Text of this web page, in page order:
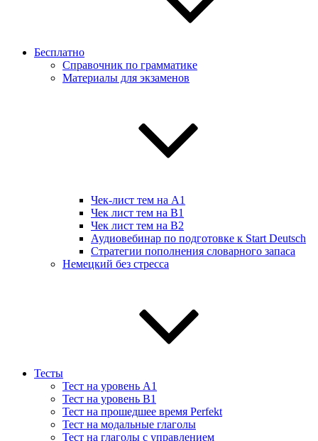
Бесплатно
Справочник по грамматике
Материалы для экзаменов
Чек-лист тем на А1
Чек лист тем на B1
Чек лист тем на B2
Аудиовебинар по подготовке к Start Deutsch
Стратегии пополнения словарного запаса
Немецкий без стресса
Тесты
Тест на уровень A1
Тест на уровень B1
Тест на прошедшее время Perfekt
Тест на модальные глаголы
Тест на глаголы с управлением